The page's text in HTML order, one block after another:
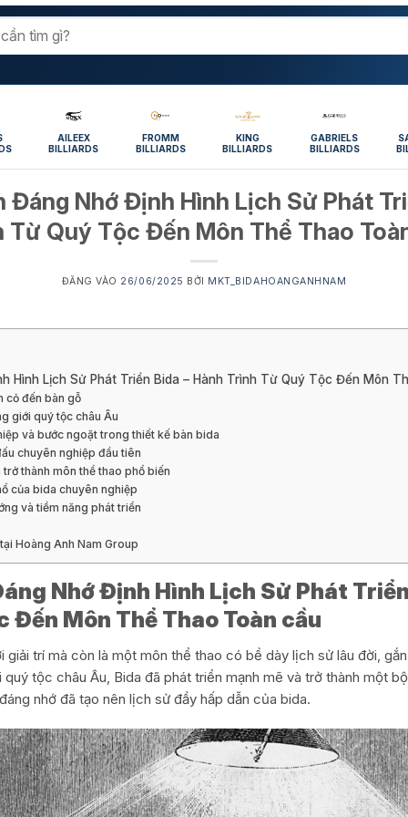
AILEEX
BILLIARDS
FROMM
BILLIARDS
KING
BILLIARDS
GABRIELS
BILLIARDS
Đáng Nhớ Định Hình Lịch Sử Phát
Từ Quý Tộc Đến Môn Thể Thao
ĐĂNG VÀO 26/06/2025 BỞI MKT_BIDAHOANGANHNAM
Hình Lịch Sử Phát Triển Bida – Hành Trình Từ Quý Tộc Đến Môn
cỏ đến bàn gỗ
giới quý tộc châu Âu
và bước ngoặt trong thiết kế bàn bida
chuyên nghiệp đầu tiên
thành môn thể thao phổ biến
của bida chuyên nghiệp
và tiềm năng phát triển
Hoàng Anh Nam Group
Nhớ Định Hình Lịch Sử Phát
Đến Môn Thể Thao Toàn cầu
trí mà còn là một môn thể thao có bề dày lịch sử lâu đời,
tộc châu Âu, Bida đã phát triển mạnh mẽ và trở thành một
nhớ đã tạo nên lịch sử đầy hấp dẫn của bida.